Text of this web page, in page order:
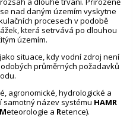
nad daným územím vyskytne
procesech v podobě
která setrvává po dlouhou
územím.
situace, kdy vodní zdroj není
průměrných požadavků
agronomické, hydrologické a
samotný název systému HAMR
Meteorologie a Retence).